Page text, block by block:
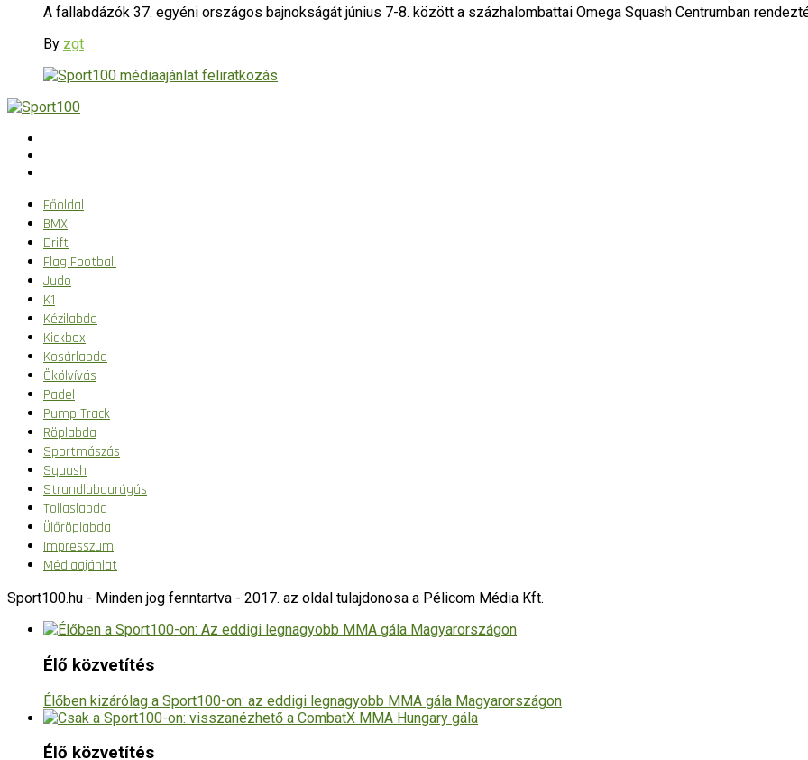
A fallabdázók 37. egyéni országos bajnokságát június 7-8. között a százhalombattai Omega Squash Centrumban
By zgt
Főoldal
BMX
Drift
Flag Football
Judo
K1
Kézilabda
Kickbox
Kosárlabda
Ökölvívás
Padel
Pump Track
Röplabda
Sportmászás
Squash
Strandlabdarúgás
Tollaslabda
Ülőröplabda
Impresszum
Médiaajánlat
Sport100.hu - Minden jog fenntartva - 2017. az oldal tulajdonosa a Pélicom Média Kft.
Élő közvetítés
Élőben kizárólag a Sport100-on: az eddigi legnagyobb MMA gála Magyarországon
Élő közvetítés